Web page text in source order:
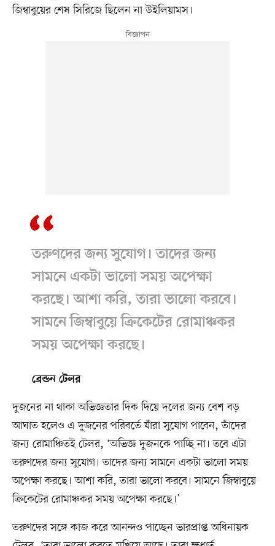
জিম্বাবুয়ের শেষ সিরিজে ছিলেন না উইলিয়ামস।
তরুণদের জন্য সুযোগ। তাদের জন্য
সামনে একটা ভালো সময় অপেক্ষা
করছে। আশা করি, তারা ভালো করবে।
সামনে জিম্বাবুয়ে ক্রিকেটের রোমাঞ্চকর
সময় অপেক্ষা করছে।
ব্রেন্ডন টেলর
দুজনের না থাকা অভিজ্ঞতার দিক দিয়ে দলের জন্য বেশ বড়
আঘাত হলেও এ দুজনের পরিবর্তে যাঁরা সুযোগ পাবেন, তাঁদের
জন্য রোমাঞ্চিতই টেলর, ‘অভিজ্ঞ দুজনকে পাচ্ছি না। তবে এটা
তরুণদের জন্য সুযোগ। তাদের জন্য সামনে একটা ভালো সময়
অপেক্ষা করছে। আশা করি, তারা ভালো করবে। সামনে জিম্বাবুয়ে
ক্রিকেটের রোমাঞ্চকর সময় অপেক্ষা করছে।’
তরুণদের সঙ্গে কাজ করে আনন্দও পাচ্ছেন ভারপ্রাপ্ত অধিনায়ক